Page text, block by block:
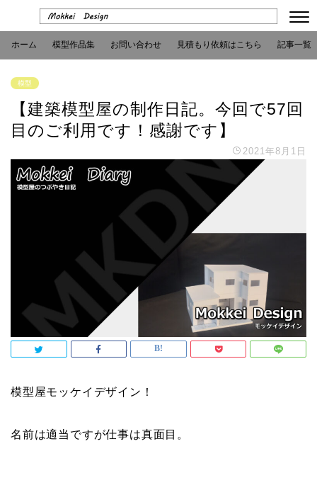
ホーム 模型作品集 お問い合わせ 見積もり依頼はこちら 記事一覧
模型
【建築模型屋の制作日記。今回で57回
目のご利用です！感謝です】
2021年8月1日
模型屋モッケイデザイン！
名前は適当ですが仕事は真面目。